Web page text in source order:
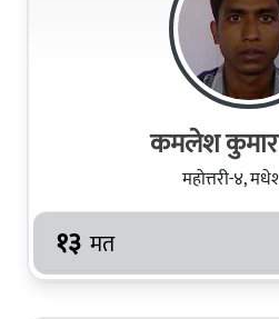
कमलेश कुमार
महोत्तरी-४,
१३ मत